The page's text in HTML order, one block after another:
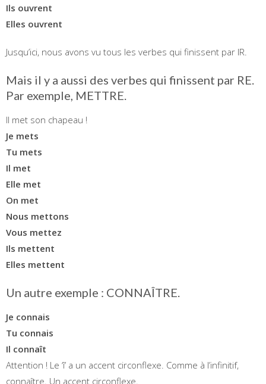
Ils ouvrent
Elles ouvrent
Jusqu’ici, nous avons vu tous les verbes qui finissent par IR.
Mais il y a aussi des verbes qui finissent par RE.
Par exemple, METTRE.
Il met son chapeau !
Je mets
Tu mets
Il met
Elle met
On met
Nous mettons
Vous mettez
Ils mettent
Elles mettent
Un autre exemple : CONNAÎTRE.
Je connais
Tu connais
Il connaît
Attention ! Le ‘î’ a un accent circonflexe. Comme à l’infinitif,
connaître. Un accent circonflexe.